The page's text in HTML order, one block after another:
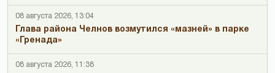
08 августа 2026, 13:04
Глава района Челнов возмутился «мазней» в парке
«Гренада»
08 августа 2026, 11:38